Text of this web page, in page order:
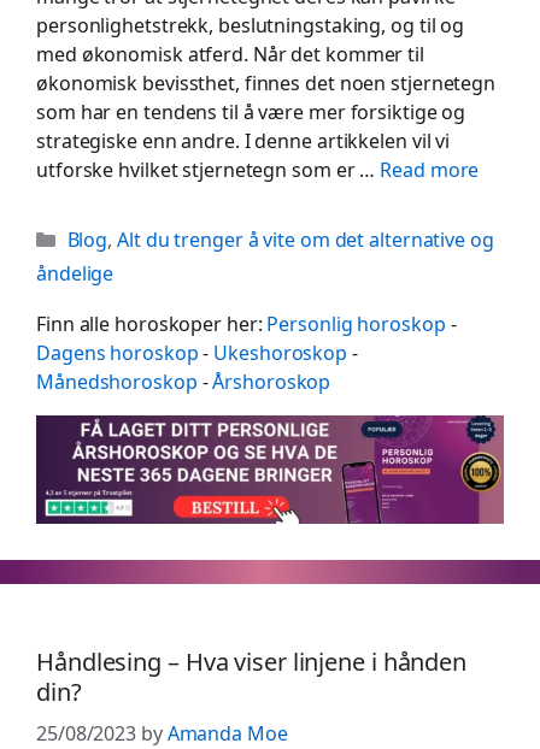
personlighetstrekk, beslutningstaking, og til og
med økonomisk atferd. Når det kommer til
økonomisk bevissthet, finnes det noen stjernetegn
som har en tendens til å være mer forsiktige og
strategiske enn andre. I denne artikkelen vil vi
utforske hvilket stjernetegn som er … Read more
Categories
Blog,Alt du trenger å vite om det alternative og
åndelige
Finn alle horoskoper her: Personlig horoskop -
Dagens horoskop- Ukeshoroskop -
Månedshoroskop -Årshoroskop
Håndlesing – Hva viser linjene i hånden
din?
25/08/2023 byAmanda Moe